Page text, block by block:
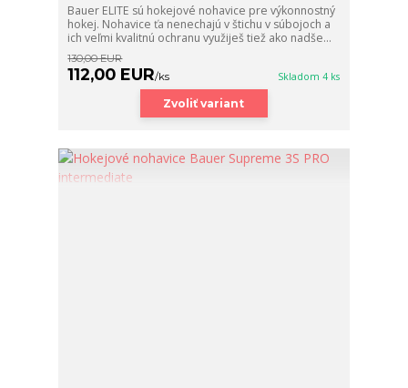
Bauer ELITE sú hokejové nohavice pre výkonnostný
hokej. Nohavice ťa nenechajú v štichu v súbojoch a
ich veľmi kvalitnú ochranu využiješ tiež ako nadše...
130,00 EUR
112,00 EUR/ks Skladom 4 ks
Zvoliť variant